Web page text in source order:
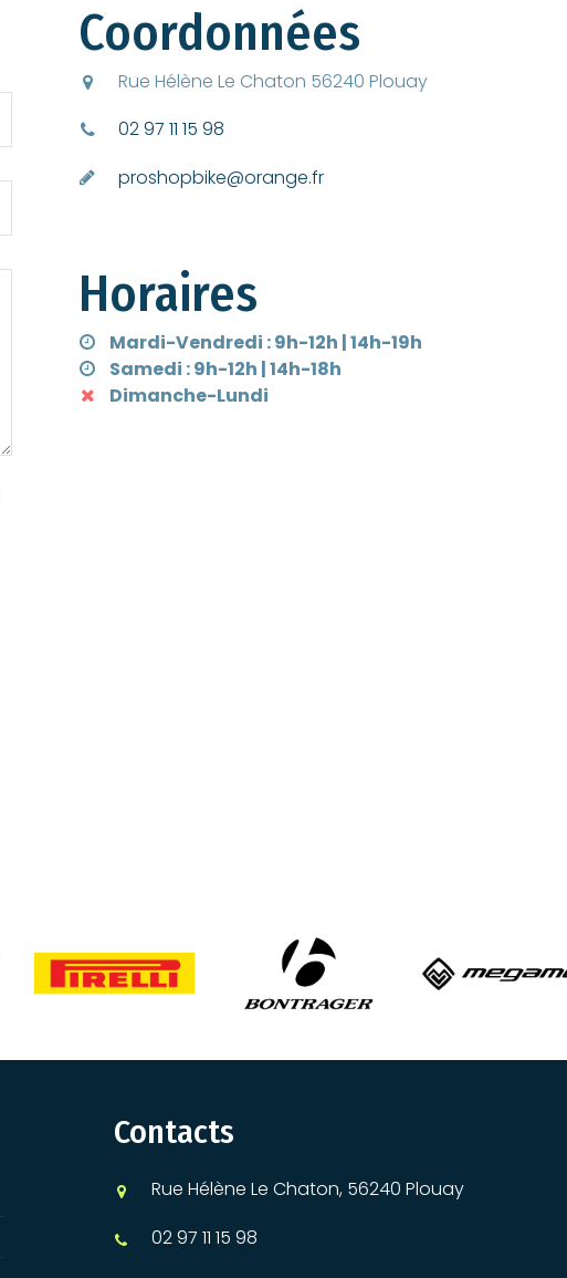
Coordonnées
Rue Hélène Le Chaton 56240 Plouay
02 97 11 15 98
proshopbike@orange.fr
Horaires
Mardi-Vendredi : 9h-12h | 14h-19h
Samedi : 9h-12h | 14h-18h
Dimanche-Lundi
Contacts
Rue Hélène Le Chaton, 56240 Plouay
02 97 11 15 98